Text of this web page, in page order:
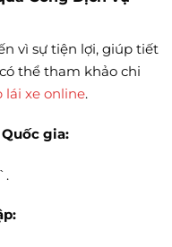
vì sự tiện lợi, giúp tiết
thể tham khảo chi
lái xe online.
gia: